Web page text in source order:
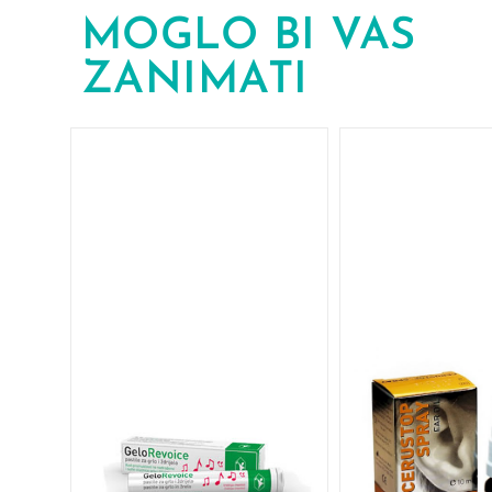
MOGLO BI VAS
ZANIMATI